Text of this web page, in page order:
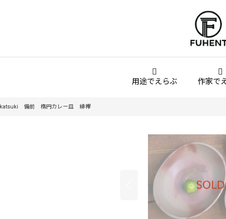
用途でえらぶ 作家で
備前 楕円カレー皿 緋襷